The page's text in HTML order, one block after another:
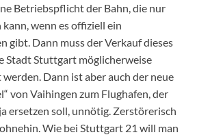
Betriebspflicht der Bahn, die nur
wenn es offiziell ein
gibt. Dann muss der Verkauf dieses
Stadt Stuttgart möglicherweise
Dann ist aber auch der neue
von Vaihingen zum Flughafen, der
ersetzen soll, unnötig. Zerstörerisch
Wie bei Stuttgart 21 will man